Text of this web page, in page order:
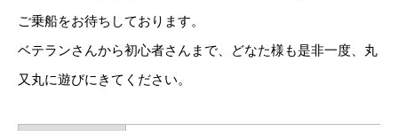
ご乗船をお待ちしております。
ベテランさんから初心者さんまで、どなた様も是非一度、丸
又丸に遊びにきてください。